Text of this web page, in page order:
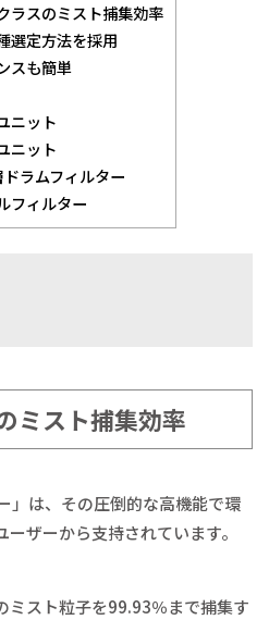
ラスのミスト捕集効率
選定方法を採用
スも簡単
ニット
ニット
ラムフィルター
フィルター
ミスト捕集効率
」は、その圧倒的な高機能で環
ザーから支持されています。
ミスト粒子を99.93％まで捕集す